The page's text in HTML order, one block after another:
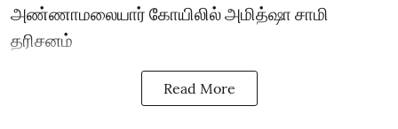
அண்ணாமலையார் கோயிலில் அமித்ஷா சாமி
தரிசனம்
Read More